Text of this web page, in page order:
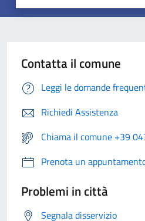
Contatta il comune
Leggi le domande
Richiedi Assistenza
Chiama il comune +39
Prenota un
Problemi in città
Segnala disservizio